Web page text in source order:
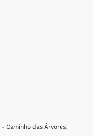
Caminho das Árvores,